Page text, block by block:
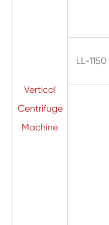
Vertical
Centrifuge
Machine
LL-1150